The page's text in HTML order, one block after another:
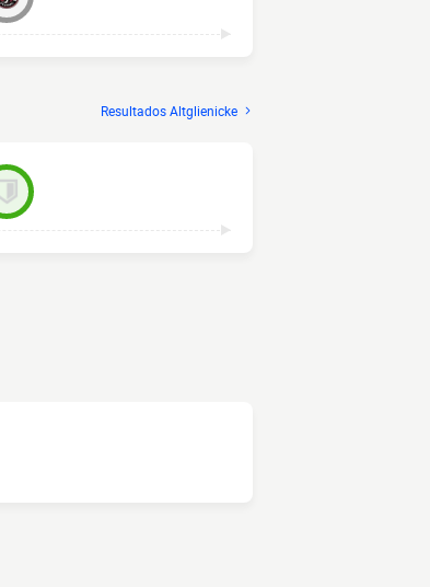
Resultados Altglienicke